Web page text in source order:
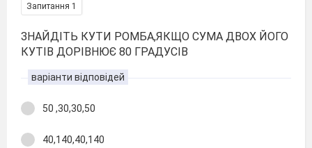
Запитання 1
ЗНАЙДІТЬ КУТИ РОМБА,ЯКЩО СУМА ДВОХ ЙОГО
КУТІВ ДОРІВНЮЄ 80 ГРАДУСІВ
варіанти відповідей
50 ,30,30,50
40,140,40,140